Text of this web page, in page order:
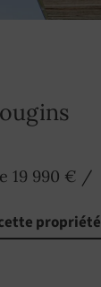
19 990 € /
propriété